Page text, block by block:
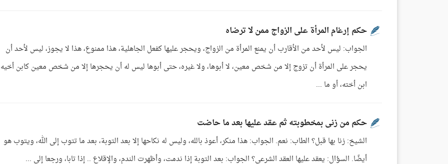
حكم إرغام المرأة على الزواج ممن لا ترضاه
الجواب: ليس لأحد من الأقارب أن يمنع المرأة من الزواج، ويحجر عليها كفعل الجاهلية، هذا ممنوع، هذا لا يجوز، ليس لأحد أن
يحجر على المرأة أن تزوج إلا من شخص معين، لا أبوها، ولا غيره، حتى أبوها ليس له أن يحجرها إلا من شخص معين كابن
ابن أخته، أو ما ...
حكم من زنى بمخطوبته ثم عقد عليها بعد ما حاضت
الشيخ: زنا بها قبل؟ الطاب: نعم. الجواب: هذا منكر، أعوذ بالله، وليس له نكاحها إلا بعد التوبة، بعد ما تتوب إلى الله، ويتوب هو
أيضًا. السؤال: يعقد عليها العقد الشرعي؟ الجواب: بعد التوبة إذا ندمت، وأظهرت الندم، والإقلاع .. إذا تابا، ورجعا إلى ...